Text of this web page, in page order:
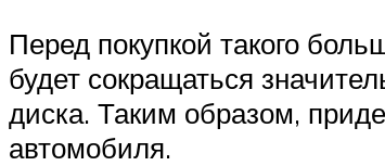
Перед покупкой такого
будет сокращаться
диска. Таким образом,
автомобиля.